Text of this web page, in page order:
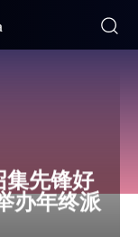
集先锋好
办年终派